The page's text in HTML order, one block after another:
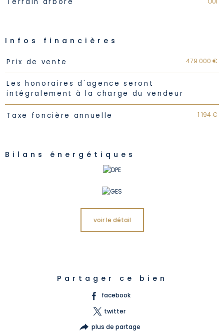
Infos financières
Caractéristiques Valeurs
Prix de vente 479 000 €
Les honoraires d'agence seront
intégralement à la charge du vendeur
Taxe foncière annuelle 1 194 €
Bilans énergétiques
voir le détail
Partager ce bien
facebook
twitter
plus de partage